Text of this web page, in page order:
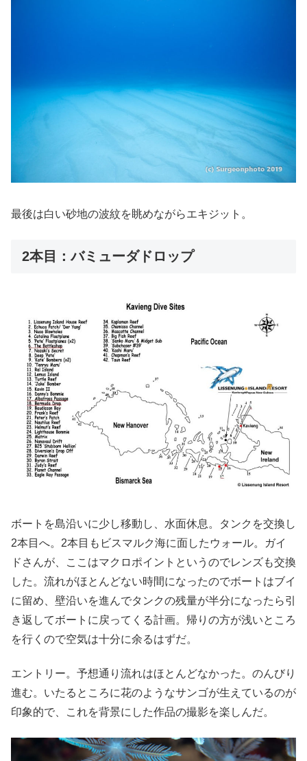
最後は白い砂地の波紋を眺めながらエキジット。
2本目：バミューダドロップ
ボートを島沿いに少し移動し、水面休息。タンクを交換し
2本目へ。2本目もビスマルク海に面したウォール。ガイ
ドさんが、ここはマクロポイントというのでレンズも交換
した。流れがほとんどない時間になったのでボートはブイ
に留め、壁沿いを進んでタンクの残量が半分になったら引
き返してボートに戻ってくる計画。帰りの方が浅いところ
を行くので空気は十分に余るはずだ。
エントリー。予想通り流れはほとんどなかった。のんびり
進む。いたるところに花のようなサンゴが生えているのが
印象的で、これを背景にした作品の撮影を楽しんだ。